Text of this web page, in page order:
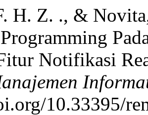
H. Z. ., &
Notifikasi
10.33395/